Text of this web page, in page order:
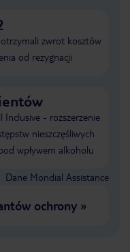
zwrot kosztów
od rezygnacji
Inclusive - rozszerzenie
nieszczęśliwych
wpływem alkoholu
Dane Mondial Assistance
ochrony»